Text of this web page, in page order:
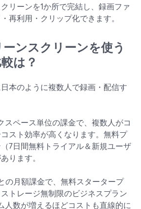
リーンを1か所で完結し、録画ファ
再利用・クリップ化できます。
ンスクリーンを使う
は？
本のように複数人で録画・配信す
スペース単位の課金で、複数人がコ
スト効率が高くなります。無料プ
7日間無料トライアル＆新規ユーザ
ります。
の月額課金で、無料スタータープ
トレージ無制限のビジネスプラン
人数が増えるほどコストも直線的に